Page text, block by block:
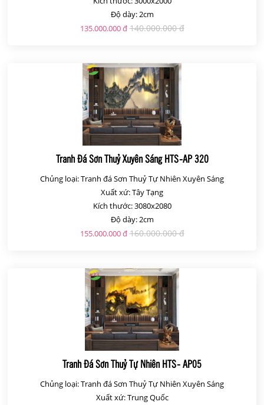
Độ dày: 2cm
135.000.000 đ 140.000.000 đ
Tranh Đá Sơn Thuỷ Xuyên Sáng HTS-AP 320
Chủng loại: Tranh đá Sơn Thuỷ Tự Nhiên Xuyên Sáng
Xuất xứ: Tây Tạng
Kích thước: 3080x2080
Độ dày: 2cm
155.000.000 đ 160.000.000 đ
Tranh Đá Sơn Thuỷ Tự Nhiên HTS- AP05
Chủng loại: Tranh đá Sơn Thuỷ Tự Nhiên Xuyên Sáng
Xuất xứ: Trung Quốc